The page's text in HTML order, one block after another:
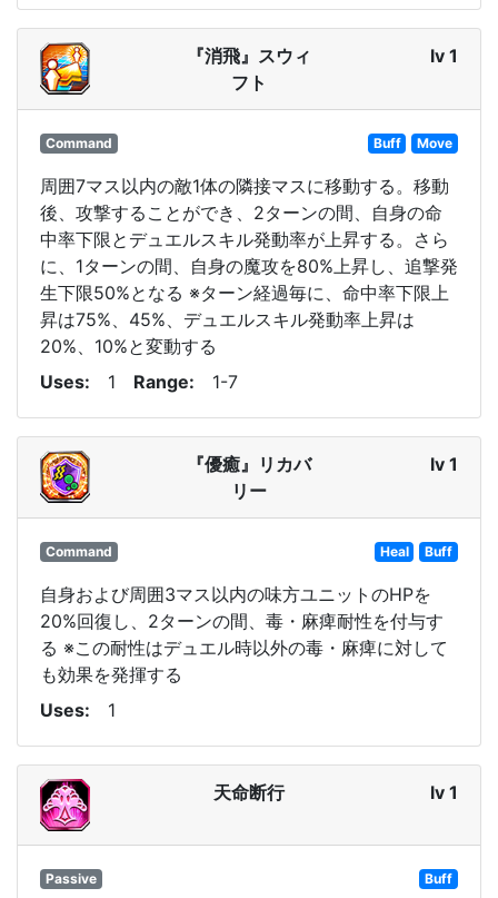
『消飛』スウィ
フト
lv 1
Command Buff Move
周囲7マス以内の敵1体の隣接マスに移動する。移動
後、攻撃することができ、2ターンの間、自身の命
中率下限とデュエルスキル発動率が上昇する。さら
に、1ターンの間、自身の魔攻を80%上昇し、追撃発
生下限50%となる ※ターン経過毎に、命中率下限上
昇は75%、45%、デュエルスキル発動率上昇は
20%、10%と変動する
Uses
1 Range 1-7
『優癒』リカバ
リー
lv 1
Command Heal Buff
自身および周囲3マス以内の味方ユニットのHPを
20%回復し、2ターンの間、毒・麻痺耐性を付与す
る ※この耐性はデュエル時以外の毒・麻痺に対して
も効果を発揮する
Uses
1
天命断行 lv 1
Passive Buff